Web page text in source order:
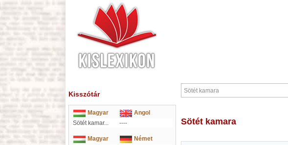
Kisszótár
Magyar
Angol
Sötét kamar...
----
Magyar
Német
Sötét kamara